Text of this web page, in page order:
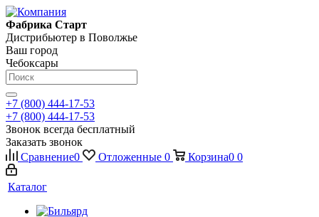
Фабрика Старт
Дистрибьютер в Поволжье
Ваш город
Чебоксары
+7 (800) 444-17-53
+7 (800) 444-17-53
Звонок всегда бесплатный
Заказать звонок
Сравнение0 Отложенные 0 Корзина0 0
Каталог